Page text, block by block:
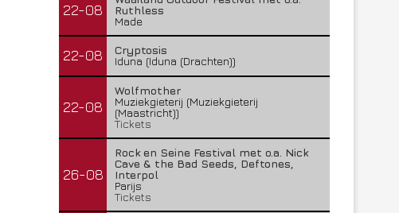
22-08
Ruthless
Made
22-08
Cryptosis
Iduna (Iduna (Drachten))
22-08
Wolfmother
Muziekgieterij (Muziekgieterij
(Maastricht))
Tickets
26-08
Rock en Seine Festival met o.a. Nick
Cave & the Bad Seeds, Deftones,
Interpol
Parijs
Tickets